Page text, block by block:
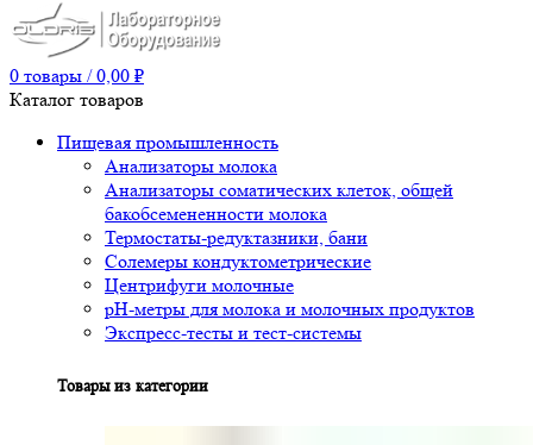
0 товары / 0,00 ₽
Каталог товаров
Пищевая промышленность
Анализаторы молока
Анализаторы соматических клеток, общей
бакобсемененности молока
Термостаты-редуктазники, бани
Солемеры кондуктометрические
Центрифуги молочные
pH-метры для молока и молочных продуктов
Экспресс-тесты и тест-системы
Товары из категории